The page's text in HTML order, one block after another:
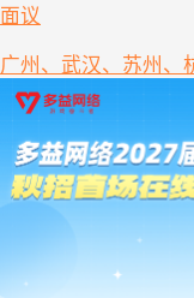
面议
广州、武汉、苏州、